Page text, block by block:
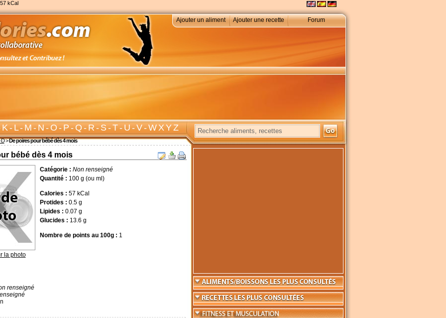
kCal
Ajouter un aliment Ajouter une recette Forum
K-L-M-N-O-P-Q-R-S-T-U-V-W X Y Z
D>De poires pour bébé dès 4 mois
bébé dès 4 mois
la photo
Catégorie : Non renseigné
Quantité : 100 g (ou ml)
Calories : 57 kCal
Protides : 0.5 g
Lipides : 0.07 g
Glucides : 13.6 g
Nombre de points au 100g : 1
renseigné